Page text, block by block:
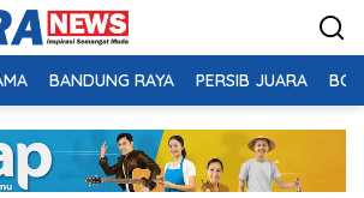
BANDUNG RAYA PERSIB JUARA